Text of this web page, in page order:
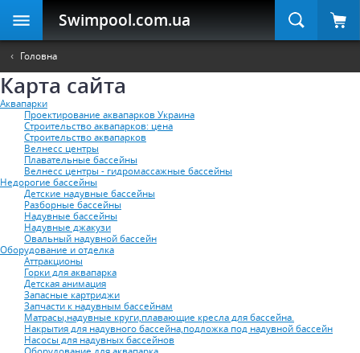
Swimpool.com.ua
Головна
Карта сайта
Аквапарки
Проектирование аквапарков Украина
Строительство аквапарков: цена
Строительство аквапарков
Велнесс центры
Плавательные бассейны
Велнесс центры - гидромассажные бассейны
Недорогие бассейны
Детские надувные бассейны
Разборные бассейны
Надувные бассейны
Надувные джакузи
Овальный надувной бассейн
Оборудование и отделка
Аттракционы
Горки для аквапарка
Детская анимация
Запасные картриджи
Запчасти к надувным бассейнам
Матрасы,надувные круги,плавающие кресла для бассейна.
Накрытия для надувного бассейна,подложка под надувной бассейн
Насосы для надувных бассейнов